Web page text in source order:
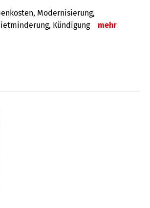
Modernisierung,
Kündigung
mehr